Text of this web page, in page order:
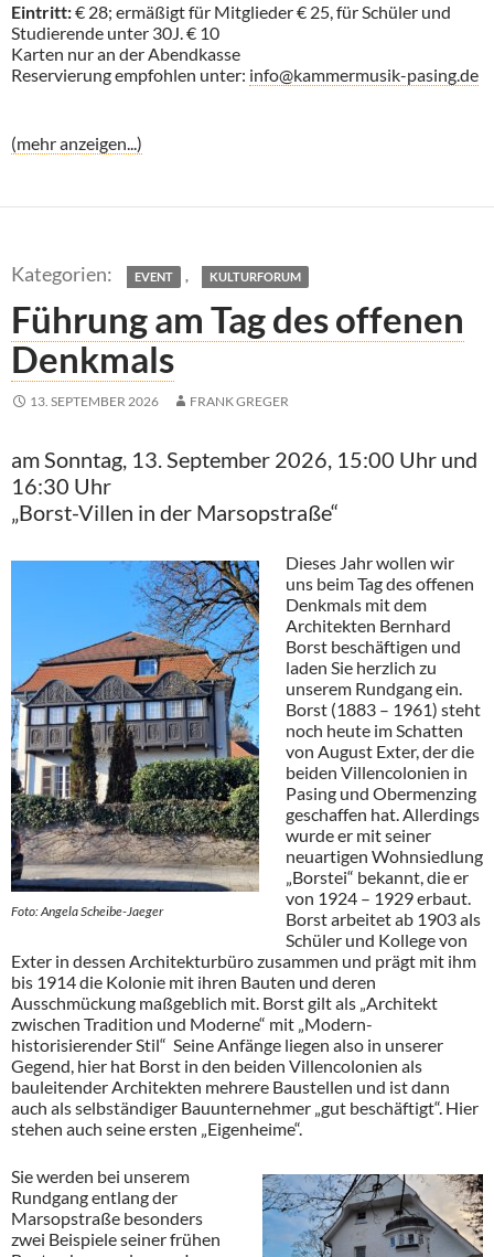
Eintritt:€ 28; ermäßigt für Mitglieder € 25, für Schüler und
Studierende unter 30J. € 10
Karten nur an der Abendkasse
Reservierung empfohlen unter: info@kammermusik-pasing.de
(mehr anzeigen...)
EVENT , KULTURFORUM
Führung am Tag des offenen
Denkmals
13. SEPTEMBER 2026 FRANK GREGER
am Sonntag, 13. September 2026, 15:00 Uhr und
16:30 Uhr
„Borst-Villen in der Marsopstraße“
Foto: Angela Scheibe-Jaeger
Dieses Jahr wollen wir
uns beim Tag des offenen
Denkmals mit dem
Architekten Bernhard
Borst beschäftigen und
laden Sie herzlich zu
unserem Rundgang ein.
Borst (1883 – 1961) steht
noch heute im Schatten
von August Exter, der die
beiden Villencolonien in
Pasing und Obermenzing
geschaffen hat. Allerdings
wurde er mit seiner
neuartigen Wohnsiedlung
„Borstei“ bekannt, die er
von 1924 – 1929 erbaut.
Borst arbeitet ab 1903 als
Schüler und Kollege von
Exter in dessen Architekturbüro zusammen und prägt mit ihm
bis 1914 die Kolonie mit ihren Bauten und deren
Ausschmückung maßgeblich mit. Borst gilt als „Architekt
zwischen Tradition und Moderne“ mit „Modern-
historisierender Stil“ Seine Anfänge liegen also in unserer
Gegend, hier hat Borst in den beiden Villencolonien als
bauleitender Architekten mehrere Baustellen und ist dann
auch als selbständiger Bauunternehmer „gut beschäftigt“. Hier
stehen auch seine ersten „Eigenheime“.
Sie werden bei unserem
Rundgang entlang der
Marsopstraße besonders
zwei Beispiele seiner frühen